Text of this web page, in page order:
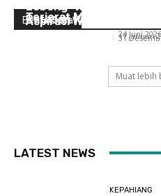
Berita Desa
Terjerat Masalah Hukum
Nicko Ade Christyan - 24 Juni 2026
Ratusan Kades Gigit Jari?
- 17 Januari
Lebong “Rizal Tahsin”
Aspirasi Warga Desa Air
- 31
Muat lebih
LATEST NEWS
KEPAHIANG